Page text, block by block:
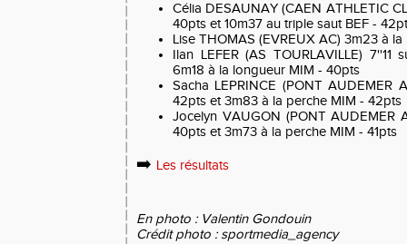
Célia DESAUNAY (CAEN ATHLETIC
40pts et 10m37 au triple saut BEF -
Lise THOMAS (EVREUX AC) 3m23 à
Ilan LEFER (AS TOURLAVILLE)
6m18 à la longueur MIM - 40pts
Sacha LEPRINCE (PONT
42pts et 3m83 à la perche MIM - 42pts
Jocelyn VAUGON (PONT
40pts et 3m73 à la perche MIM - 41pts
➡️ Les résultats
En photo : Valentin Gondouin
Crédit photo : sportmedia_agency